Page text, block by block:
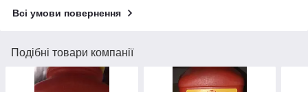
Всі умови повернення
Подібні товари компанії